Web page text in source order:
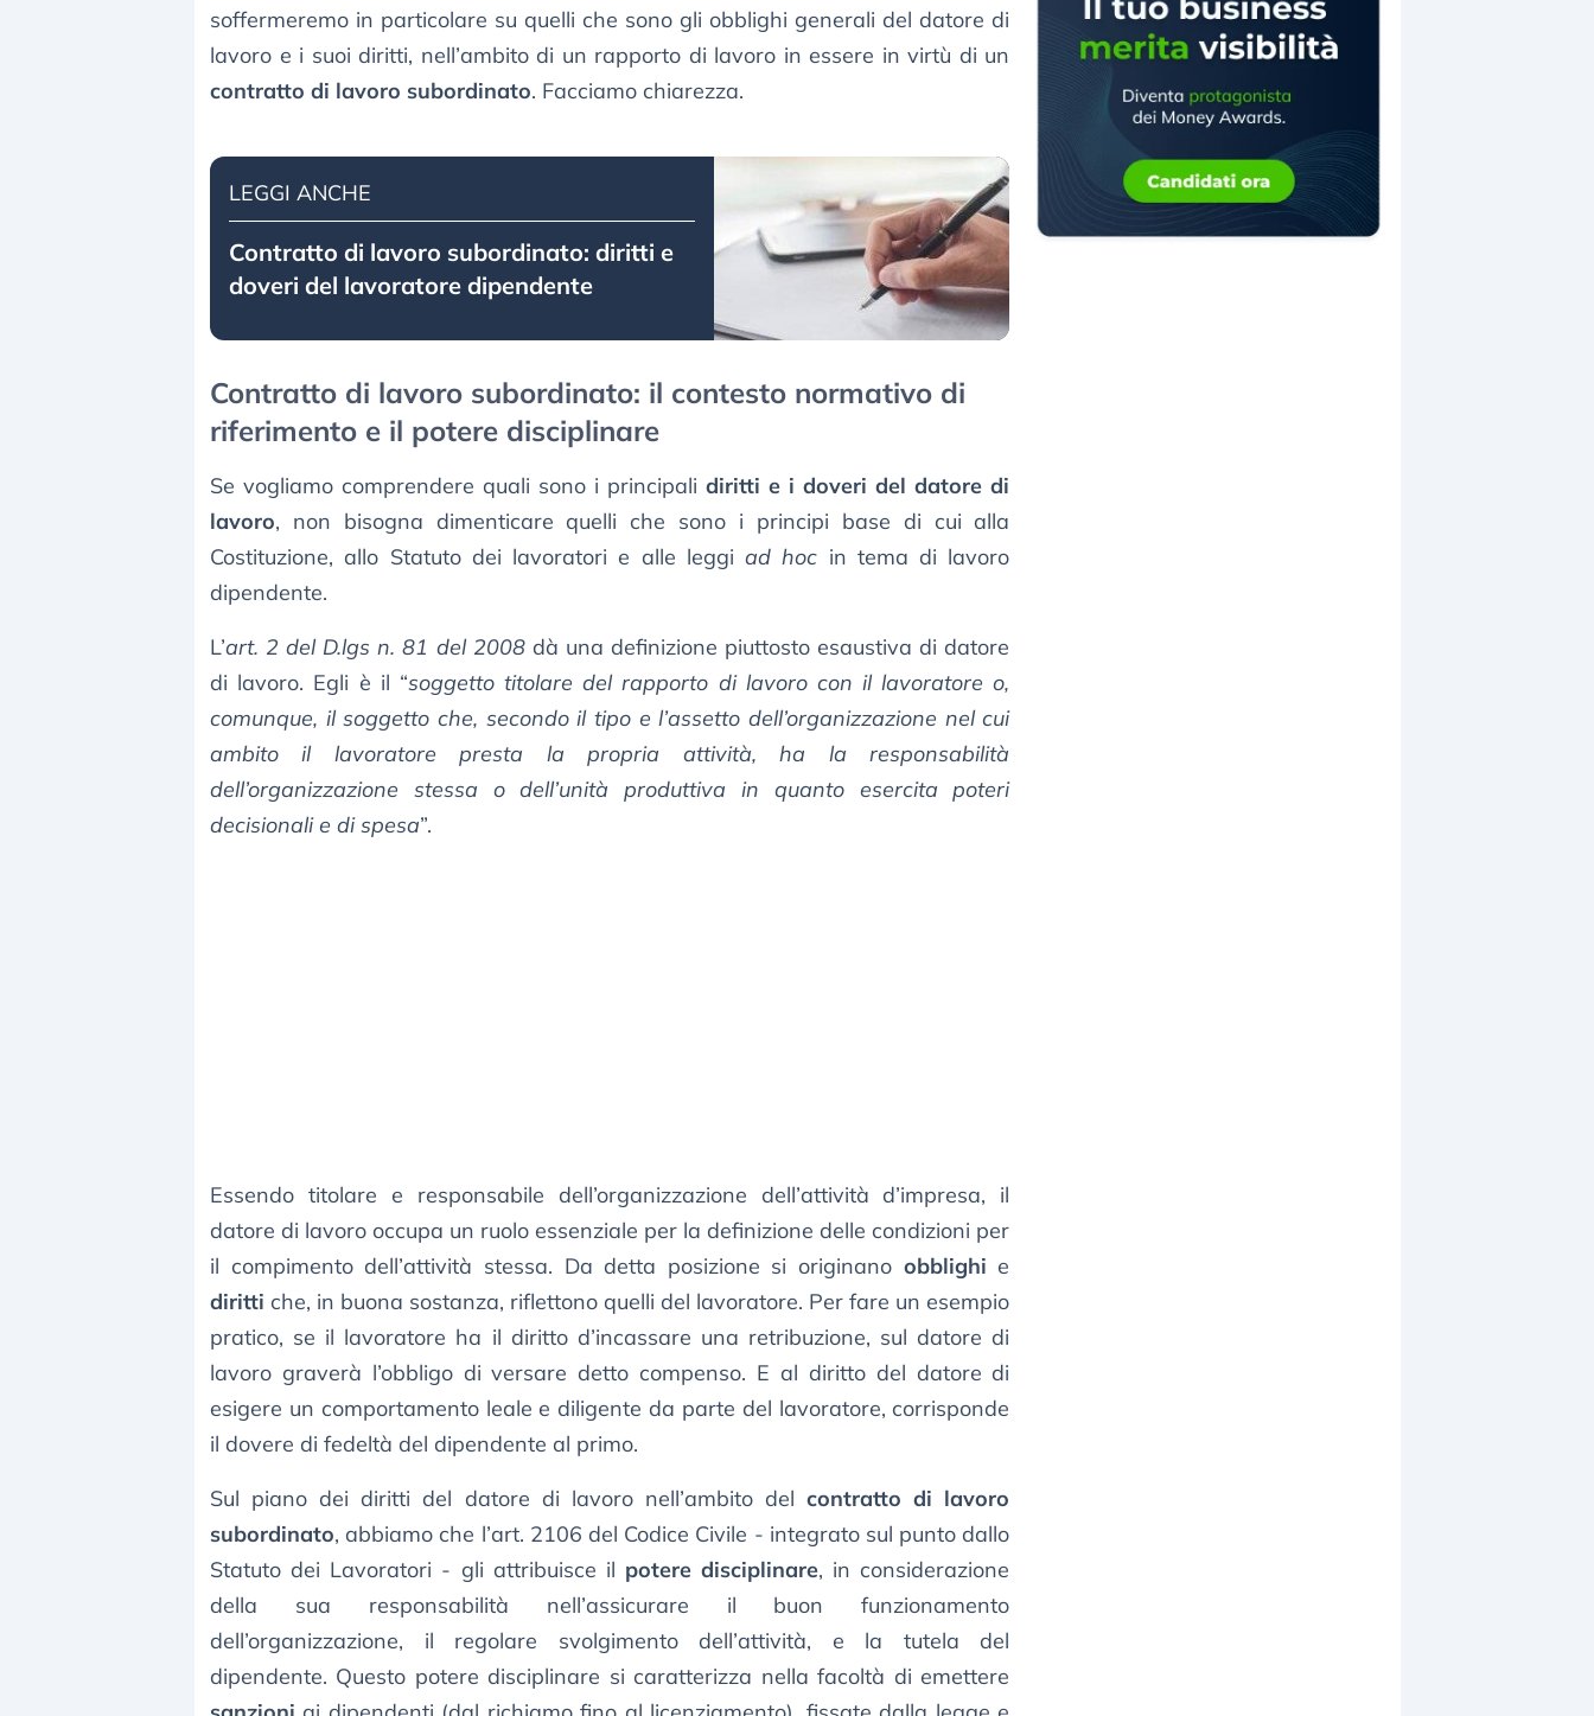
soffermeremo in particolare su quelli che sono gli obblighi generali del datore di
lavoro e i suoi diritti, nell’ambito di un rapporto di lavoro in essere in virtù di un
contratto di lavoro subordinato. Facciamo chiarezza.
LEGGI ANCHE
Contratto di lavoro subordinato: diritti e
doveri del lavoratore dipendente
Contratto di lavoro subordinato: il contesto normativo di
riferimento e il potere disciplinare
Se vogliamo comprendere quali sono i principalidiritti e i doveri del datore di
lavoro, non bisogna dimenticare quelli che sono i principi base di cui alla
Costituzione, allo Statuto dei lavoratori e alle leggiad hoc in tema di lavoro
dipendente.
L’art. 2 del D.lgs n. 81 del 2008dà una definizione piuttosto esaustiva di datore
di lavoro. Egli è il “soggetto titolare del rapporto di lavoro con il lavoratore o,
comunque, il soggetto che, secondo il tipo e l’assetto dell’organizzazione nel cui
ambito il lavoratore presta la propria attività, ha la responsabilità
dell’organizzazione stessa o dell’unità produttiva in quanto esercita poteri
decisionali e di spesa”.
Essendo titolare e responsabile dell’organizzazione dell’attività d’impresa, il
datore di lavoro occupa un ruolo essenziale per la definizione delle condizioni per
il compimento dell’attività stessa. Da detta posizione si originano obblighi e
diritti che, in buona sostanza, riflettono quelli del lavoratore. Per fare un esempio
pratico, se il lavoratore ha il diritto d’incassare una retribuzione, sul datore di
lavoro graverà l’obbligo di versare detto compenso. E al diritto del datore di
esigere un comportamento leale e diligente da parte del lavoratore, corrisponde
il dovere di fedeltà del dipendente al primo.
Sul piano dei diritti del datore di lavoro nell’ambito delcontratto di lavoro
subordinato, abbiamo che l’art. 2106 del Codice Civile - integrato sul punto dallo
Statuto dei Lavoratori - gli attribuisce il potere disciplinare, in considerazione
della sua responsabilità nell’assicurare il buon funzionamento
dell’organizzazione, il regolare svolgimento dell’attività, e la tutela del
dipendente. Questo potere disciplinare si caratterizza nella facoltà di emettere